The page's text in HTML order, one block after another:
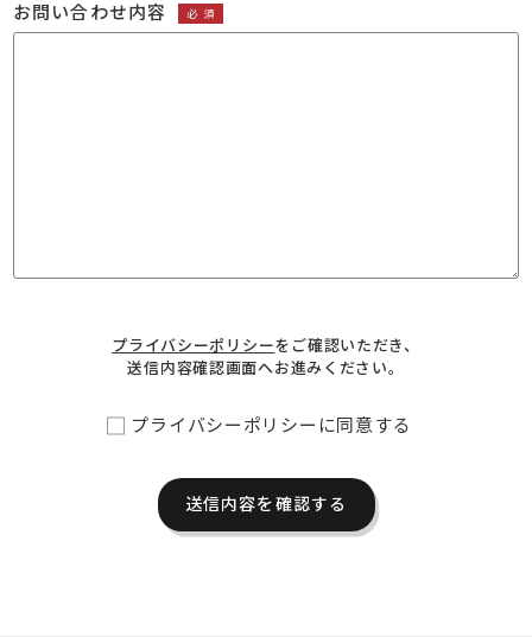
お問い合わせ内容 必須
プライバシーポリシーをご確認いただき、
送信内容確認画面へお進みください。
プライバシーポリシーに同意する
送信内容を確認する